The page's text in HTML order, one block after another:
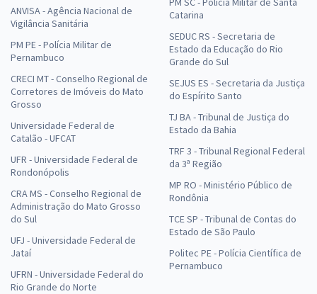
ANVISA - Agência Nacional de
Vigilância Sanitária
PM PE - Polícia Militar de
Pernambuco
CRECI MT - Conselho Regional de
Corretores de Imóveis do Mato
Grosso
Universidade Federal de
Catalão - UFCAT
UFR - Universidade Federal de
Rondonópolis
CRA MS - Conselho Regional de
Administração do Mato Grosso
do Sul
UFJ - Universidade Federal de
Jataí
UFRN - Universidade Federal do
Rio Grande do Norte
Catarina
SEDUC RS - Secretaria de
Estado da Educação do Rio
Grande do Sul
SEJUS ES - Secretaria da Justiça
do Espírito Santo
TJ BA - Tribunal de Justiça do
Estado da Bahia
TRF 3 - Tribunal Regional Federal
da 3ª Região
MP RO - Ministério Público de
Rondônia
TCE SP - Tribunal de Contas do
Estado de São Paulo
Politec PE - Polícia Científica de
Pernambuco